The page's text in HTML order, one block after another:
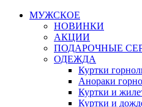
МУЖСКОЕ
НОВИНКИ
АКЦИИ
ПОДАРОЧНЫЕ
ОДЕЖДА
Куртки
Анораки
Куртки и
Куртки и